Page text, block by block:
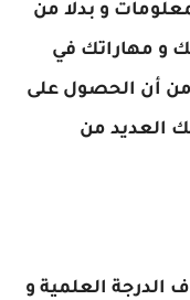
و بدلا من
و مهاراتك في
من أن الحصول على
العديد من
الدرجة العلمية و